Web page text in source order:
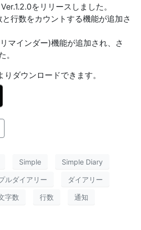
をリリースしました。
と行数をカウントする機能が追加さ
マインダー)機能が追加され、さ
。
ダウンロードできます。
Simple Simple Diary
ルダイアリー ダイアリー
字数 行数 通知